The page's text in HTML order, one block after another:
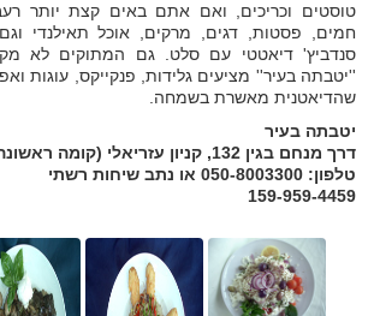
טוסטים וכריכים, ואם אתם באים קצת יותר
חמים, פסטות, דגים, מרקים, אוכל תאילנדי
סנדביץ' דיאטטי עם סלט. גם המתוקים לא
''יטבתה בעיר'' מציעים גלידות, פנקייקס, עוגות
שהדיאטנית מאשרת בשמחה.
יטבתה בעיר
דרך מנחם בגין 132, קניון עזריאלי (קומה ראשונה), תל-אביב
טלפון: 050-8003300 או נתב שיחות רשתי
159-959-4459